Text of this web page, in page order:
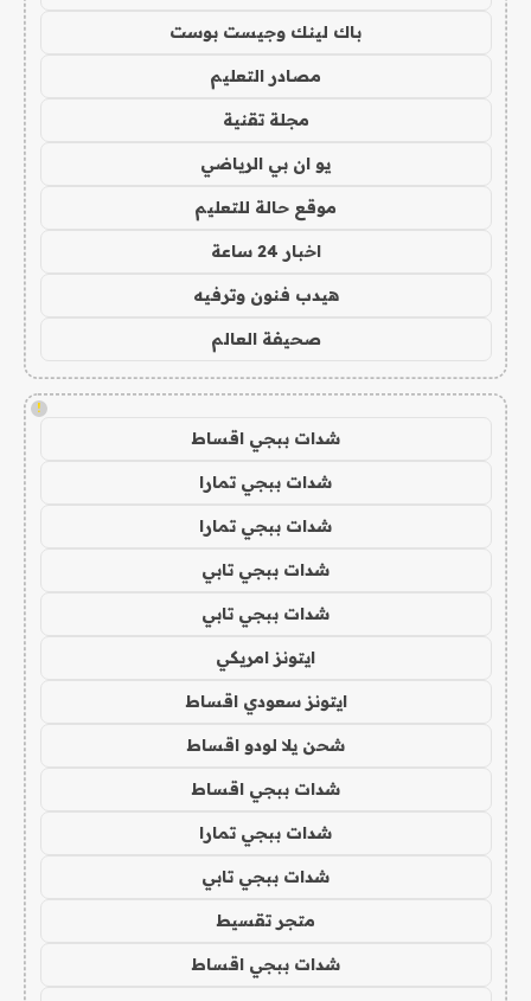
باك لينك وجيست بوست
مصادر التعليم
مجلة تقنية
يو ان بي الرياضي
موقع حالة للتعليم
اخبار 24 ساعة
هيدب فنون وترفيه
صحيفة العالم
!
شدات ببجي اقساط
شدات ببجي تمارا
شدات ببجي تمارا
شدات ببجي تابي
شدات ببجي تابي
ايتونز امريكي
ايتونز سعودي اقساط
شحن يلا لودو اقساط
شدات ببجي اقساط
شدات ببجي تمارا
شدات ببجي تابي
متجر تقسيط
شدات ببجي اقساط